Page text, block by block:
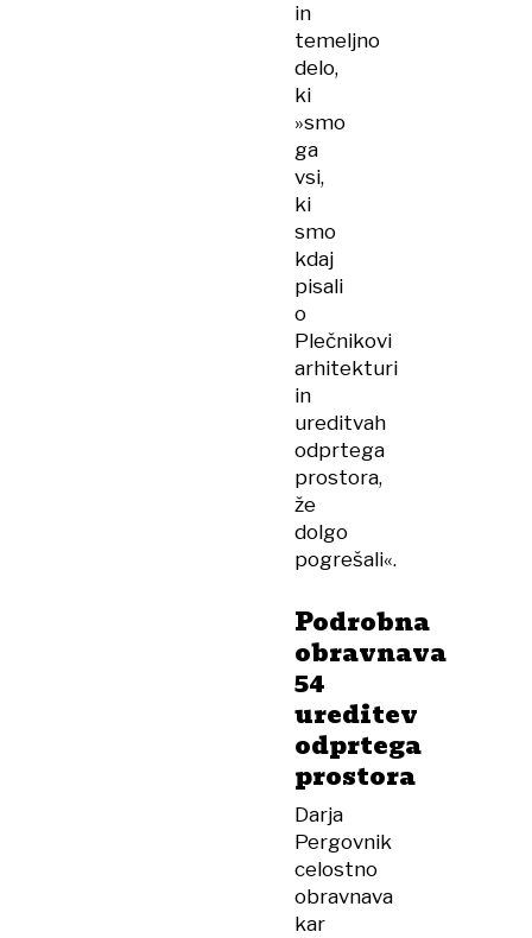
in
temeljno
delo,
ki
»smo
ga
vsi,
ki
smo
kdaj
pisali
o
Plečnikovi
arhitekturi
in
ureditvah
odprtega
prostora,
že
dolgo
pogrešali«.
Podrobna
obravnava
54
ureditev
odprtega
prostora
Darja
Pergovnik
celostno
obravnava
kar